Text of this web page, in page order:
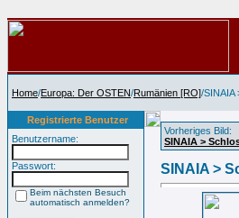
Home/Europa: Der OSTEN/Rumänien [RO]/SINAIA
Registrierte Benutzer
Benutzername:
Passwort:
Beim nächsten Besuch
automatisch anmelden?
Vorheriges Bild:
SINAIA >
SINAIA >